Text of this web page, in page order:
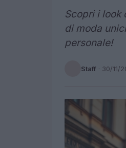
Scopri i look
di moda
personale!
Staff · 30/11/